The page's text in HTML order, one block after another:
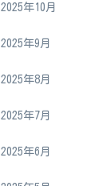
2025年10月
2025年9月
2025年8月
2025年7月
2025年6月